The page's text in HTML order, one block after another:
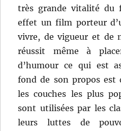
très grande vitalité du
effet un film porteur
vivre, de vigueur et de
réussit même à
d’humour ce qui est
fond de son propos est
les couches les plus
sont utilisées par les
leurs luttes de